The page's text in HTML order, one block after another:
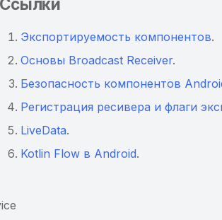
Ссылки
Экспортируемость компонентов.
Основы Broadcast Receiver.
Безопасность компонентов
Регистрация ресивера и флаги
LiveData.
Kotlin Flow в Android.